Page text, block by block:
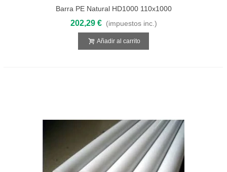
Barra PE Natural HD1000 110x1000
202,29 € (impuestos inc.)
Añadir al carrito